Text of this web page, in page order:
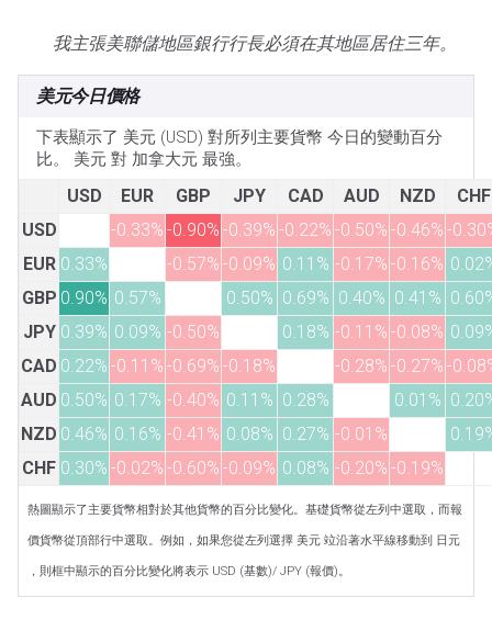
我主張美聯儲地區銀行行長必須在其地區居住三年。
美元今日價格
下表顯示了 美元 (USD) 對所列主要貨幣 今日的變動百分
比。 美元 對 加拿大元 最強。
USD EUR GBP JPY CAD AUD NZD
CHF
USD
-0.33% -0.90% -0.39% -0.22% -0.50% -0.46% -
EUR 0.33% -0.57% -0.09% 0.11% -0.17% -0.16%
GBP 0.90% 0.57% 0.50% 0.69% 0.40% 0.41%
JPY 0.39% 0.09% -0.50% 0.18% -0.11% -0.08%
CAD 0.22% -0.11% -0.69% -0.18% -0.28% -0.27% -
AUD 0.50% 0.17% -0.40% 0.11% 0.28% 0.01%
NZD 0.46% 0.16% -0.41% 0.08% 0.27% -0.01%
CHF 0.30% -0.02% -0.60% -0.09% 0.08% -0.20% -0.19%
熱圖顯示了主要貨幣相對於其他貨幣的百分比變化。基礎貨幣從左列中選取，而報
價貨幣從頂部行中選取。例如，如果您從左列選擇 美元 竝沿著水平線移動到 日元
，則框中顯示的百分比變化將表示 USD (基數)/ JPY (報價)。